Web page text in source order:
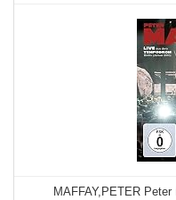
MAFFAY,PETER